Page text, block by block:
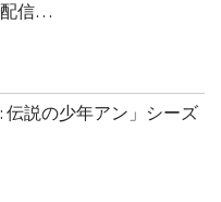
信…
説の少年アン」シーズ